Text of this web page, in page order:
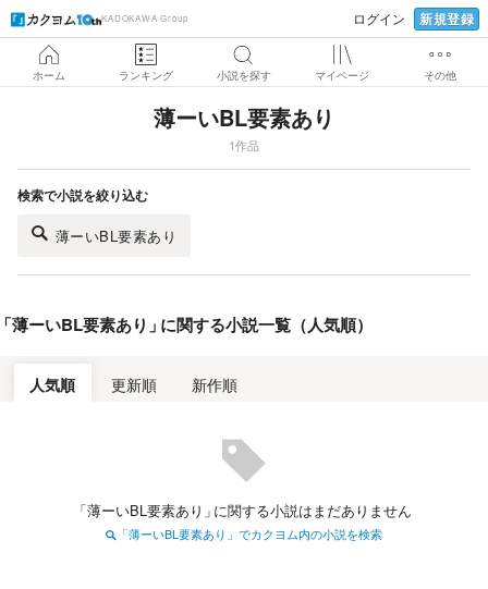
KADOKAWA Group ログイン 新規登録
ホーム ランキング 小説を探す マイページ その他
薄ーいBL要素あり
1作品
検索で小説を絞り込む
薄ーいBL要素あり
薄ーいBL要素あり 」に関する小説一覧（人気順）
人気順 更新順 新作順
「薄ーいBL要素あり 」に関する小説はまだありません
「薄ーいBL要素あり」でカクヨム内の小説を検索